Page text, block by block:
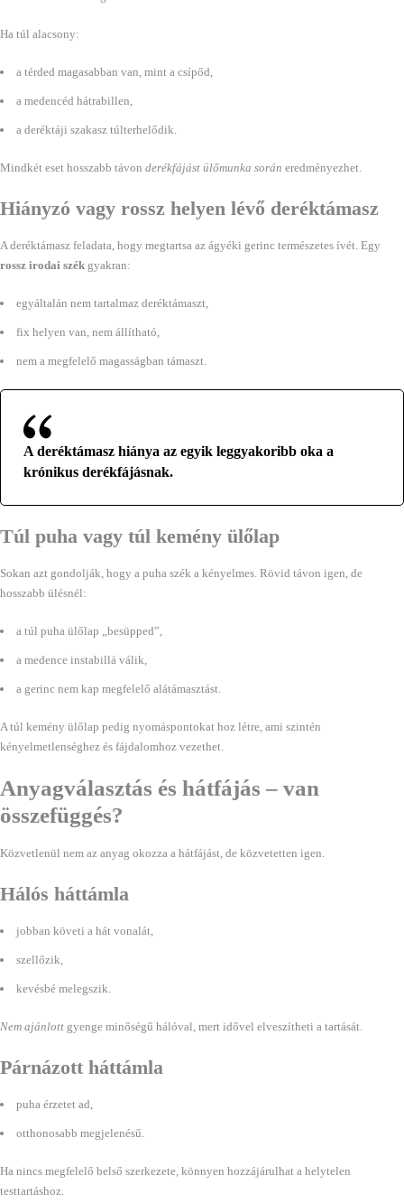
Ha túl alacsony:
a térded magasabban van, mint a csípőd,
a medencéd hátrabillen,
a deréktáji szakasz túlterhelődik.
Mindkét eset hosszabb távon derékfájást ülőmunka során eredményezhet.
Hiányzó vagy rossz helyen lévő deréktámasz
A deréktámasz feladata, hogy megtartsa az ágyéki gerinc természetes ívét. Egy
rossz irodai szék gyakran:
egyáltalán nem tartalmaz deréktámaszt,
fix helyen van, nem állítható,
nem a megfelelő magasságban támaszt.
A deréktámasz hiánya az egyik leggyakoribb oka a
krónikus derékfájásnak.
Túl puha vagy túl kemény ülőlap
Sokan azt gondolják, hogy a puha szék a kényelmes. Rövid távon igen, de
hosszabb ülésnél:
a túl puha ülőlap „besüpped”,
a medence instabillá válik,
a gerinc nem kap megfelelő alátámasztást.
A túl kemény ülőlap pedig nyomáspontokat hoz létre, ami szintén
kényelmetlenséghez és fájdalomhoz vezethet.
Anyagválasztás és hátfájás – van
összefüggés?
Közvetlenül nem az anyag okozza a hátfájást, de közvetetten igen.
Hálós háttámla
jobban követi a hát vonalát,
szellőzik,
kevésbé melegszik.
Nem ajánlott gyenge minőségű hálóval, mert idővel elveszítheti a tartását.
Párnázott háttámla
puha érzetet ad,
otthonosabb megjelenésű.
Ha nincs megfelelő belső szerkezete, könnyen hozzájárulhat a helytelen
testtartáshoz.